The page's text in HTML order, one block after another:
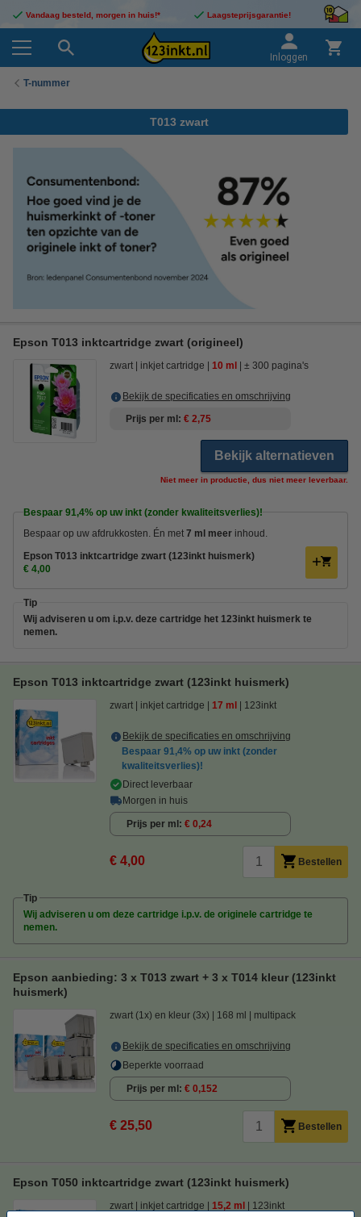
Vandaag besteld, morgen in huis!* Laagsteprijsgarantie!
Inloggen
T-nummer
T013 zwart
Epson T013 inktcartridge zwart (origineel)
zwart inkjet cartridge 10 ml ± 300 pagina's
Bekijk de specificaties en omschrijving
Prijs per ml
€ 2,75
Bekijk alternatieven
Niet meer in productie, dus niet meer leverbaar.
Bespaar 91,4% op uw inkt (zonder kwaliteitsverlies)!
Bespaar op uw afdrukkosten. Én met 7 ml meer inhoud.
Epson T013 inktcartridge zwart (123inkt huismerk)
€ 4,00
Tip
Wij adviseren u om i.p.v. deze cartridge het 123inkt huismerk te
nemen.
Epson T013 inktcartridge zwart (123inkt huismerk)
zwart inkjet cartridge 17 ml 123inkt
Bekijk de specificaties en omschrijving
Bespaar 91,4% op uw inkt (zonder
kwaliteitsverlies)!
Direct leverbaar
Morgen in huis
Prijs per ml € 0,24
€ 4,00 Bestellen
Tip
Wij adviseren u om deze cartridge i.p.v. de originele cartridge te
nemen.
Epson aanbieding: 3 x T013 zwart + 3 x T014 kleur (123inkt
huismerk)
zwart (1x) en kleur (3x) 168 ml multipack
Bekijk de specificaties en omschrijving
Beperkte voorraad
Prijs per ml € 0,152
€ 25,50 Bestellen
Epson T050 inktcartridge zwart (123inkt huismerk)
zwart inkjet cartridge 15,2 ml 123inkt